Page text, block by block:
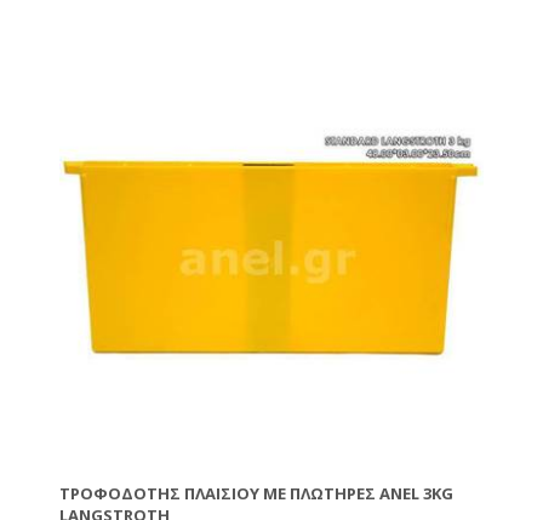
ΤΡΟΦΟΔΌΤΗΣ ΠΛΑΙΣΊΟΥ ΜΕ ΠΛΩΤΉΡΕΣ ANEL 3KG
LANGSTROTH